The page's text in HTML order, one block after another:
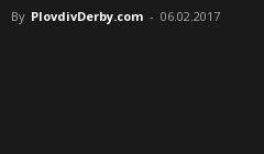
By PlovdivDerby.com - 06.02.2017